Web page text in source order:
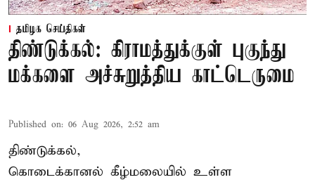
தமிழக செய்திகள்
திண்டுக்கல்: கிராமத்துக்குள் புகுந்து
மக்களை அச்சுறுத்திய காட்டெருமை
Published on: 06 Aug 2026, 2:52 am
திண்டுக்கல்,
கொடைக்கானல் கீழ்மலையில் உள்ள